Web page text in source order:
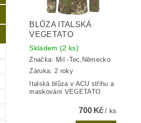
BLŮZA ITALSKÁ
VEGETATO
Skladem (2 ks)
Značka: Mil -Tec,Německo
Záruka: 2 roky
Italská blůza v ACU střihu a
maskování VEGETATO
700 Kč/ ks